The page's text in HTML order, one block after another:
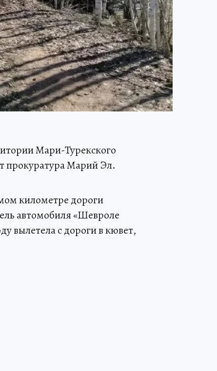
Мари-Турекского
прокуратура Марий Эл.
километре дороги
автомобиля «Шевроле
вылетела с дороги в кювет,